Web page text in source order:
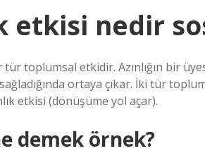
etkisi nedir
tür toplumsal etkidir. Azınlığın bir
ortaya çıkar. İki tür
etkisi (dönüşüme yol açar).
demek örnek?